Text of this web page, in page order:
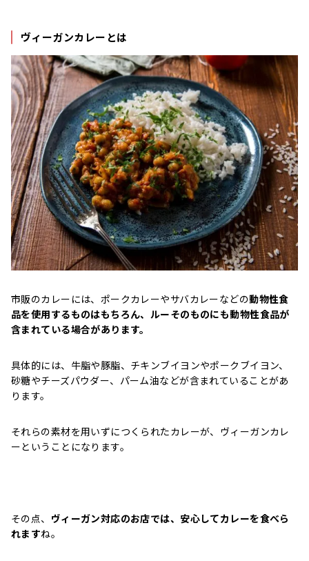
ヴィーガンカレーとは
市販のカレーには、ポークカレーやサバカレーなどの動物性食
品を使用するものはもちろん、ルーそのものにも動物性食品が
含まれている場合があります。
具体的には、牛脂や豚脂、チキンブイヨンやポークブイヨン、
砂糖やチーズパウダー、パーム油などが含まれていることがあ
ります。
それらの素材を用いずにつくられたカレーが、ヴィーガンカレ
ーということになります。
その点、 ヴィーガン対応のお店では、安心してカレーを食べら
れますね。